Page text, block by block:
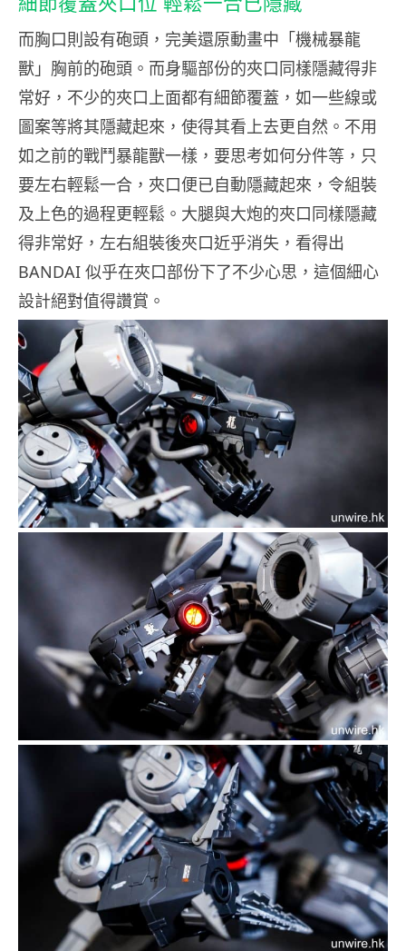
而胸口則設有砲頭，完美還原動畫中「機械暴龍
獸」胸前的砲頭。而身驅部份的夾口同樣隱藏得非
常好，不少的夾口上面都有細節覆蓋，如一些線或
圖案等將其隱藏起來，使得其看上去更自然。不用
如之前的戰鬥暴龍獸一樣，要思考如何分件等，只
要左右輕鬆一合，夾口便已自動隱藏起來，令組裝
及上色的過程更輕鬆。大腿與大炮的夾口同樣隱藏
得非常好，左右組裝後夾口近乎消失，看得出
BANDAI 似乎在夾口部份下了不少心思，這個細心
設計絕對值得讚賞。